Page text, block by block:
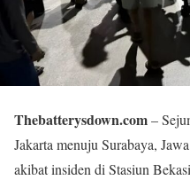
Thebatterysdown.com–
Jakarta menuju Surabaya,
akibat insiden di Stasiun